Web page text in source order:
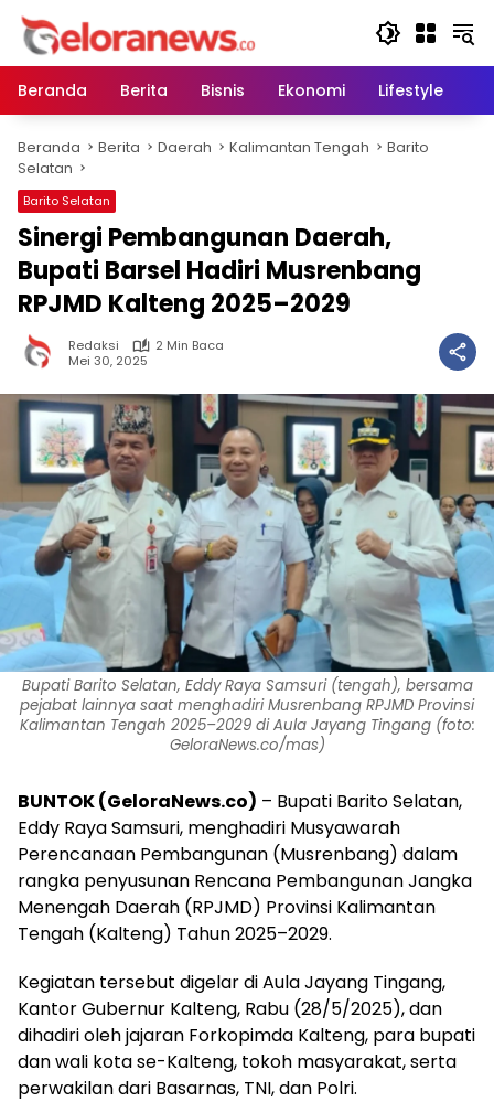
Langsung
konten
Beranda
Berita Bisnis Ekonomi Lifestyle
Beranda Berita Daerah Kalimantan Tengah
Barito
Selatan
Barito Selatan
Sinergi Pembangunan Daerah,
Bupati Barsel Hadiri Musrenbang
RPJMD Kalteng 2025–2029
Redaksi
2 Min Baca
Mei 30, 2025
Bupati Barito Selatan, Eddy Raya Samsuri (tengah), bersama
pejabat lainnya saat menghadiri Musrenbang RPJMD Provinsi
Kalimantan Tengah 2025–2029 di Aula Jayang Tingang (foto:
GeloraNews.co/mas)
BUNTOK (GeloraNews.co) – Bupati Barito Selatan,
Eddy Raya Samsuri, menghadiri Musyawarah
Perencanaan Pembangunan (Musrenbang) dalam
rangka penyusunan Rencana Pembangunan Jangka
Menengah Daerah (RPJMD) Provinsi Kalimantan
Tengah (Kalteng) Tahun 2025–2029.
Kegiatan tersebut digelar di Aula Jayang Tingang,
Kantor Gubernur Kalteng, Rabu (28/5/2025), dan
dihadiri oleh jajaran Forkopimda Kalteng, para bupati
dan wali kota se-Kalteng, tokoh masyarakat, serta
perwakilan dari Basarnas, TNI, dan Polri.